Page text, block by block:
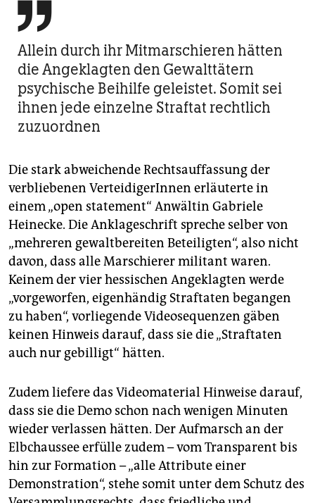

Allein durch ihr Mitmarschieren hätten
die Angeklagten den Gewalttätern
psychische Beihilfe geleistet. Somit sei
ihnen jede einzelne Straftat rechtlich
zuzuordnen
Die stark abweichende Rechtsauffassung der
verbliebenen VerteidigerInnen erläuterte in
einem „open statement“ Anwältin Gabriele
Heinecke. Die Anklageschrift spreche selber von
„mehreren gewaltbereiten Beteiligten“, also nicht
davon, dass alle Marschierer militant waren.
Keinem der vier hessischen Angeklagten werde
„vorgeworfen, eigenhändig Straftaten begangen
zu haben“, vorliegende Videosequenzen gäben
keinen Hinweis darauf, dass sie die „Straftaten
auch nur gebilligt“ hätten.
Zudem liefere das Videomaterial Hinweise darauf,
dass sie die Demo schon nach wenigen Minuten
wieder verlassen hätten. Der Aufmarsch an der
Elbchaussee erfülle zudem – vom Transparent bis
hin zur Formation – „alle Attribute einer
Demonstration“, stehe somit unter dem Schutz des